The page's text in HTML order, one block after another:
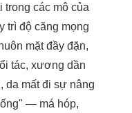
trong các mô của
trì độ căng mọng
mặt đầy đặn,
tác, xương dần
da mất đi sự nâng
— má hóp,